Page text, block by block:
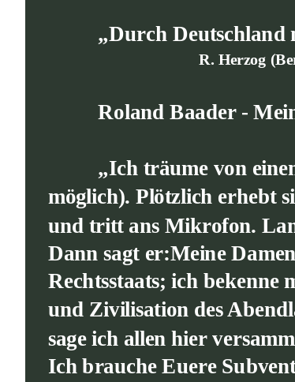
„Durch Deutschland
R. Herzog
Roland Baader -
„Ich träume von
möglich). Plötzlich erhebt
und tritt ans Mikrofon.
Dann sagt er:Meine
Rechtsstaats; ich
und Zivilisation des
sage ich allen hier
Ich brauche Euere